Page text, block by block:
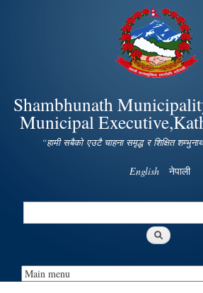
Skip to
main
content
Shambhunath
Municipal
“हामी सबैको एउटै चाहना समृद्ध र शिक्षित
English नेपाली
Search